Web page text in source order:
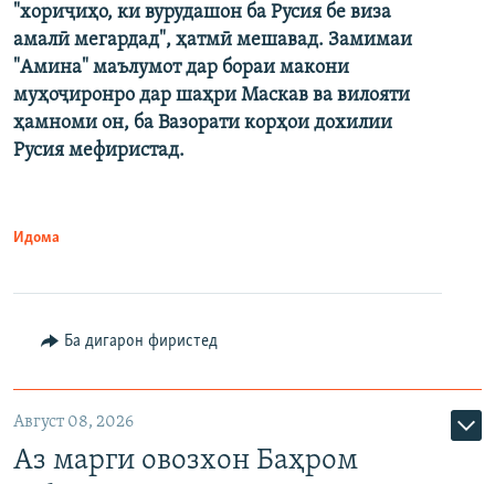
"хориҷиҳо, ки вурудашон ба Русия бе виза
амалӣ мегардад", ҳатмӣ мешавад. Замимаи
"Амина" маълумот дар бораи макони
муҳоҷиронро дар шаҳри Маскав ва вилояти
ҳамноми он, ба Вазорати корҳои дохилии
Русия мефиристад.
Идома
Ба дигарон фиристед
Август 08, 2026
Аз марги овозхон Баҳром